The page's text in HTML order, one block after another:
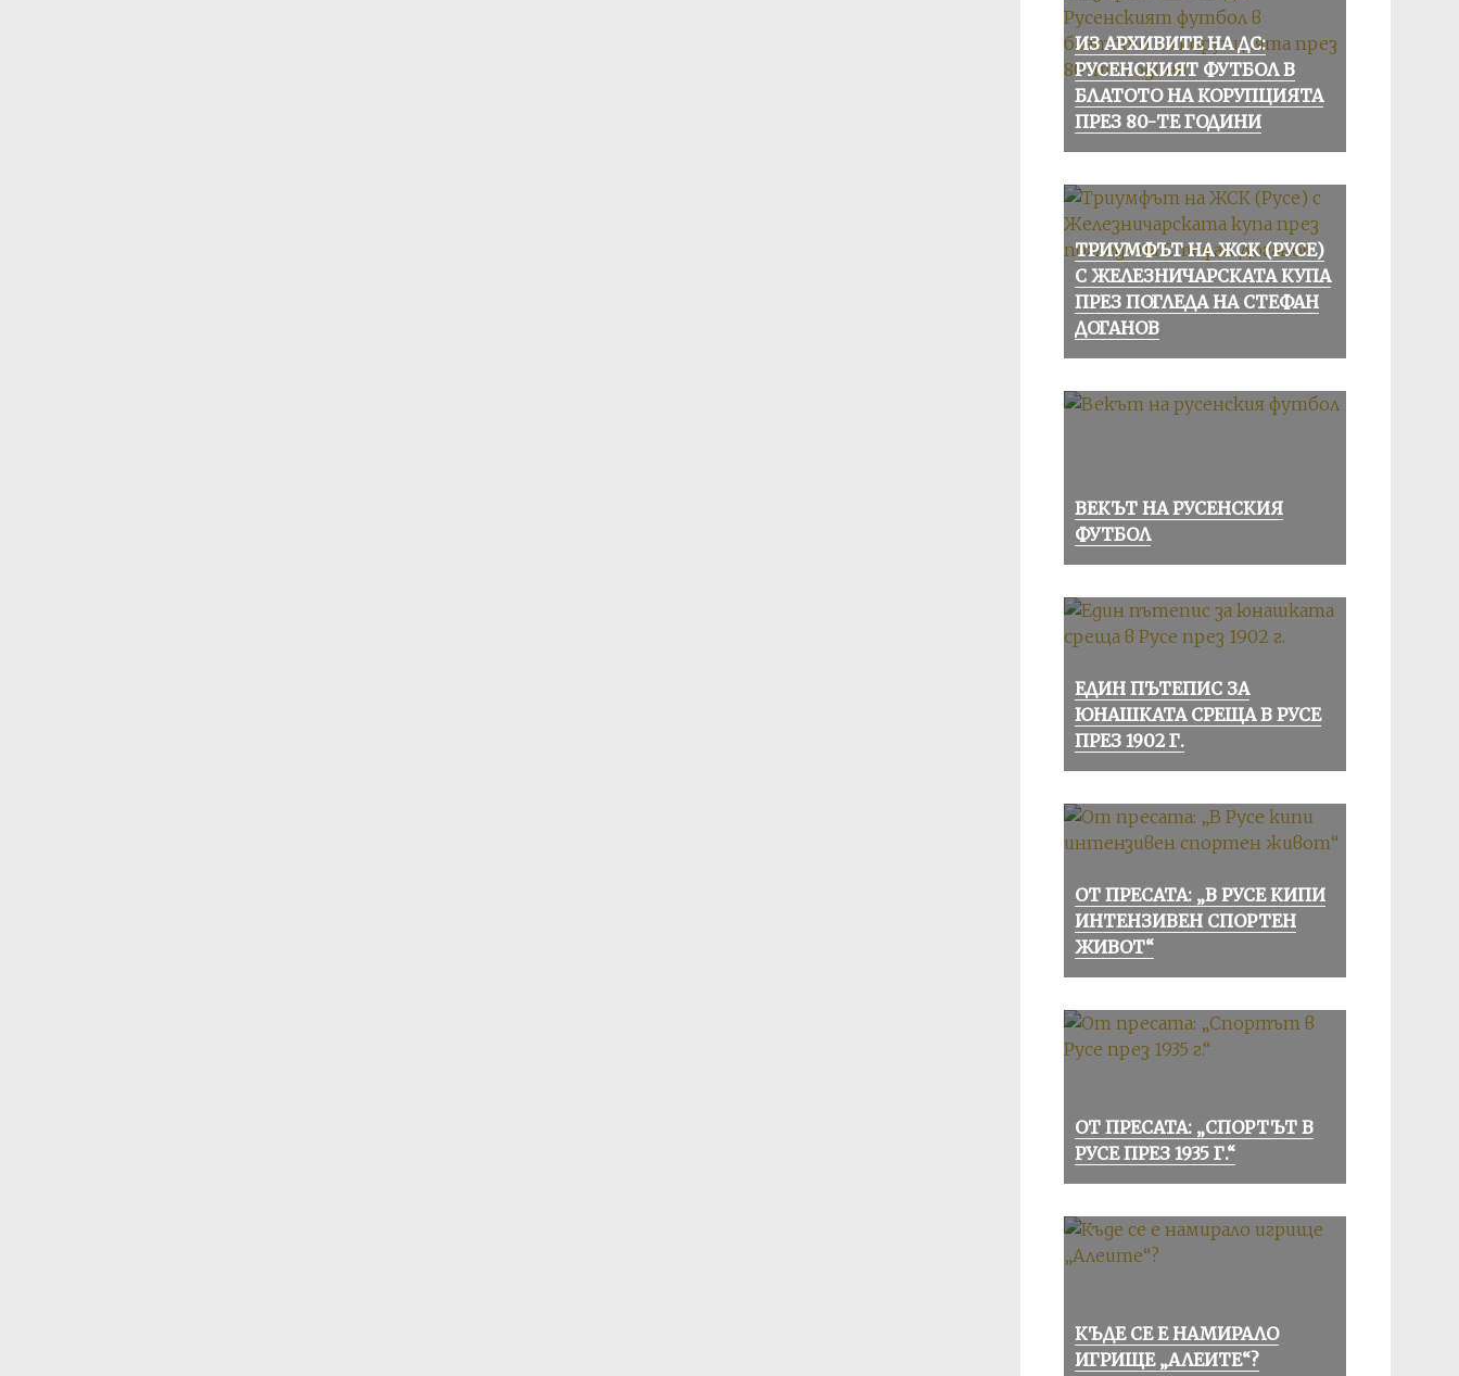
ИЗ АРХИВИТЕ НА ДС:
РУСЕНСКИЯТ ФУТБОЛ В
БЛАТОТО НА КОРУПЦИЯТА
ПРЕЗ 80-ТЕ ГОДИНИ
ТРИУМФЪТ НА ЖСК (РУСЕ)
С ЖЕЛЕЗНИЧАРСКАТА КУПА
ПРЕЗ ПОГЛЕДА НА СТЕФАН
ДОГАНОВ
ВЕКЪТ НА РУСЕНСКИЯ
ФУТБОЛ
ЕДИН ПЪТЕПИС ЗА
ЮНАШКАТА СРЕЩА В РУСЕ
ПРЕЗ 1902 Г.
ОТ ПРЕСАТА: „В РУСЕ КИПИ
ИНТЕНЗИВЕН СПОРТЕН
ЖИВОТ“
ОТ ПРЕСАТА: „СПОРТЪТ В
РУСЕ ПРЕЗ 1935 Г.“
КЪДЕ СЕ Е НАМИРАЛО
ИГРИЩЕ „АЛЕИТЕ“?